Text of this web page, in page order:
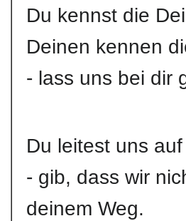
Du kennst die
Deinen kennen
- lass uns bei dir
Du leitest uns
- gib, dass wir
deinem Weg.